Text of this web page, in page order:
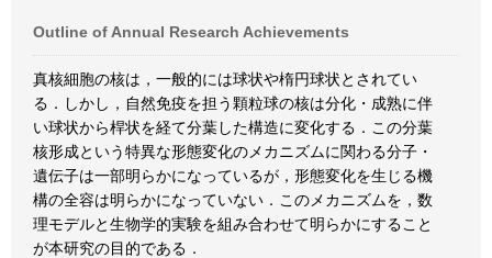
Outline of Annual Research Achievements
真核細胞の核は，一般的には球状や楕円球状とされてい
る．しかし，自然免疫を担う顆粒球の核は分化・成熟に伴
い球状から桿状を経て分葉した構造に変化する．この分葉
核形成という特異な形態変化のメカニズムに関わる分子・
遺伝子は一部明らかになっているが，形態変化を生じる機
構の全容は明らかになっていない．このメカニズムを，数
理モデルと生物学的実験を組み合わせて明らかにすること
が本研究の目的である．